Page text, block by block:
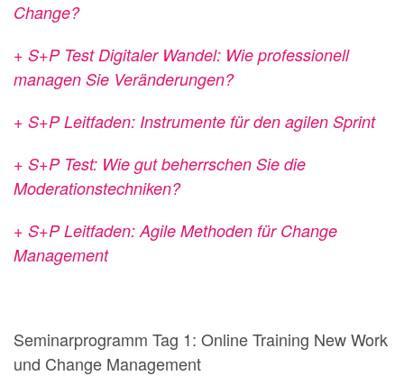
Change?
+ S+P Test Digitaler Wandel: Wie professionell
managen Sie Veränderungen?
+ S+P Leitfaden: Instrumente für den agilen Sprint
+ S+P Test: Wie gut beherrschen Sie die
Moderationstechniken?
+ S+P Leitfaden: Agile Methoden für Change
Management
Seminarprogramm Tag 1: Online Training New Work
und Change Management